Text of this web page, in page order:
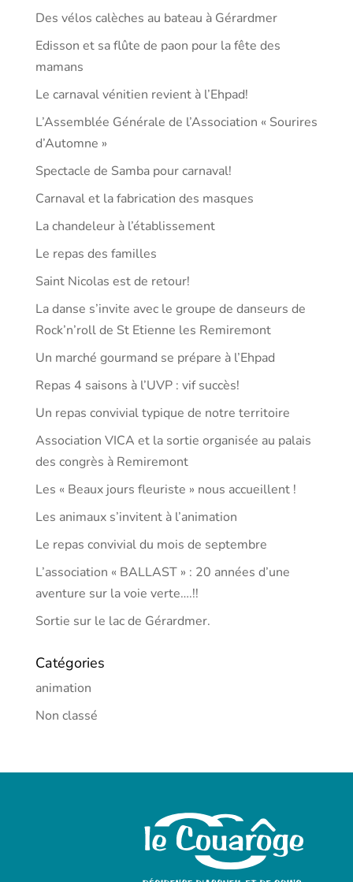
Des vélos calèches au bateau à Gérardmer
Edisson et sa flûte de paon pour la fête des
mamans
Le carnaval vénitien revient à l’Ehpad!
L’Assemblée Générale de l’Association « Sourires
d’Automne »
Spectacle de Samba pour carnaval!
Carnaval et la fabrication des masques
La chandeleur à l’établissement
Le repas des familles
Saint Nicolas est de retour!
La danse s’invite avec le groupe de danseurs de
Rock’n’roll de St Etienne les Remiremont
Un marché gourmand se prépare à l’Ehpad
Repas 4 saisons à l’UVP : vif succès!
Un repas convivial typique de notre territoire
Association VICA et la sortie organisée au palais
des congrès à Remiremont
Les « Beaux jours fleuriste » nous accueillent !
Les animaux s’invitent à l’animation
Le repas convivial du mois de septembre
L’association « BALLAST » : 20 années d’une
aventure sur la voie verte….!!
Sortie sur le lac de Gérardmer.
Catégories
animation
Non classé